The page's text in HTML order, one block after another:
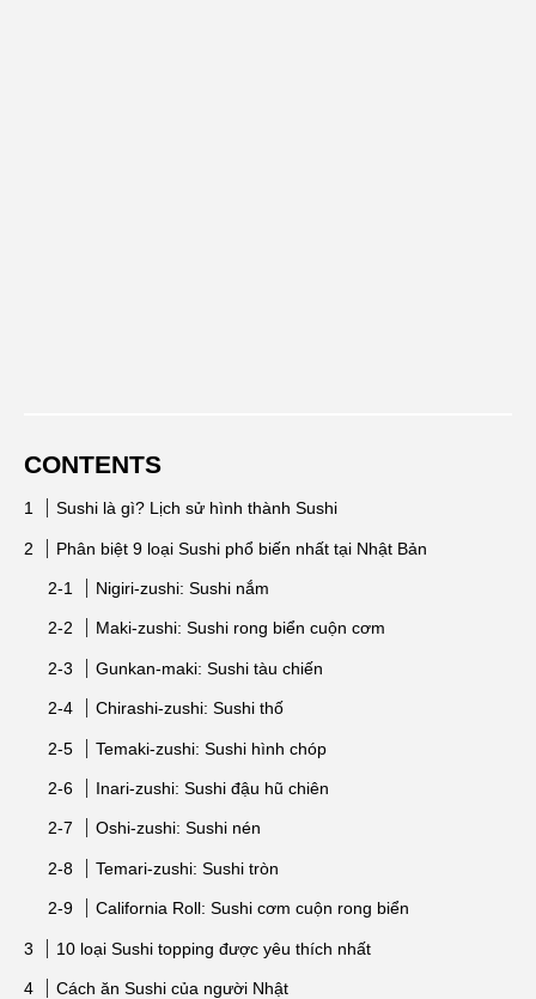
CONTENTS
Sushi là gì? Lịch sử hình thành Sushi
Phân biệt 9 loại Sushi phổ biến nhất tại Nhật Bản
Nigiri-zushi: Sushi nắm
Maki-zushi: Sushi rong biển cuộn cơm
Gunkan-maki: Sushi tàu chiến
Chirashi-zushi: Sushi thố
Temaki-zushi: Sushi hình chóp
Inari-zushi: Sushi đậu hũ chiên
Oshi-zushi: Sushi nén
Temari-zushi: Sushi tròn
California Roll: Sushi cơm cuộn rong biển
10 loại Sushi topping được yêu thích nhất
Cách ăn Sushi của người Nhật